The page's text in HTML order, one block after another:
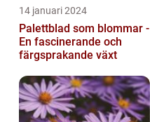
14 januari 2024
Palettblad som blommar -
En fascinerande och
färgsprakande växt